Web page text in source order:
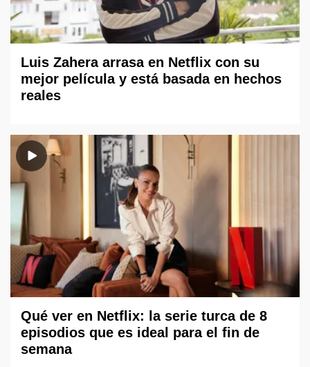
Luis Zahera arrasa en Netflix con su
mejor película y está basada en hechos
reales
Qué ver en Netflix: la serie turca de 8
episodios que es ideal para el fin de
semana